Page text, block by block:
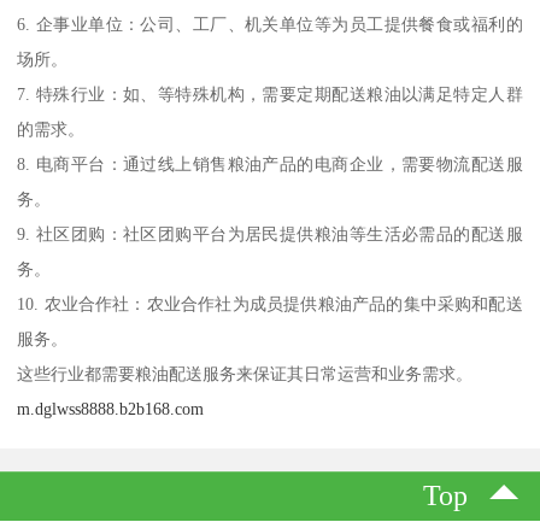
6. 企事业单位：公司、工厂、机关单位等为员工提供餐食或福利的
场所。
7. 特殊行业：如、等特殊机构，需要定期配送粮油以满足特定人群
的需求。
8. 电商平台：通过线上销售粮油产品的电商企业，需要物流配送服
务。
9. 社区团购：社区团购平台为居民提供粮油等生活必需品的配送服
务。
10. 农业合作社：农业合作社为成员提供粮油产品的集中采购和配送
服务。
这些行业都需要粮油配送服务来保证其日常运营和业务需求。
m.dglwss8888.b2b168.com
Top